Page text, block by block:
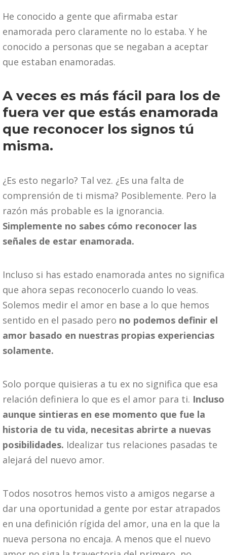
He conocido a gente que afirmaba estar
enamorada pero claramente no lo estaba. Y he
conocido a personas que se negaban a aceptar
que estaban enamoradas.
A veces es más fácil para los de
fuera ver que estás enamorada
que reconocer los signos tú
misma.
¿Es esto negarlo? Tal vez. ¿Es una falta de
comprensión de ti misma? Posiblemente. Pero la
razón más probable es la ignorancia.
Simplemente no sabes cómo reconocer las
señales de estar enamorada.
Incluso si has estado enamorada antes no significa
que ahora sepas reconocerlo cuando lo veas.
Solemos medir el amor en base a lo que hemos
sentido en el pasado pero no podemos definir el
amor basado en nuestras propias experiencias
solamente.
Solo porque quisieras a tu ex no significa que esa
relación definiera lo que es el amor para ti. Incluso
aunque sintieras en ese momento que fue la
historia de tu vida, necesitas abrirte a nuevas
posibilidades. Idealizar tus relaciones pasadas te
alejará del nuevo amor.
Todos nosotros hemos visto a amigos negarse a
dar una oportunidad a gente por estar atrapados
en una definición rígida del amor, una en la que la
nueva persona no encaja. A menos que el nuevo